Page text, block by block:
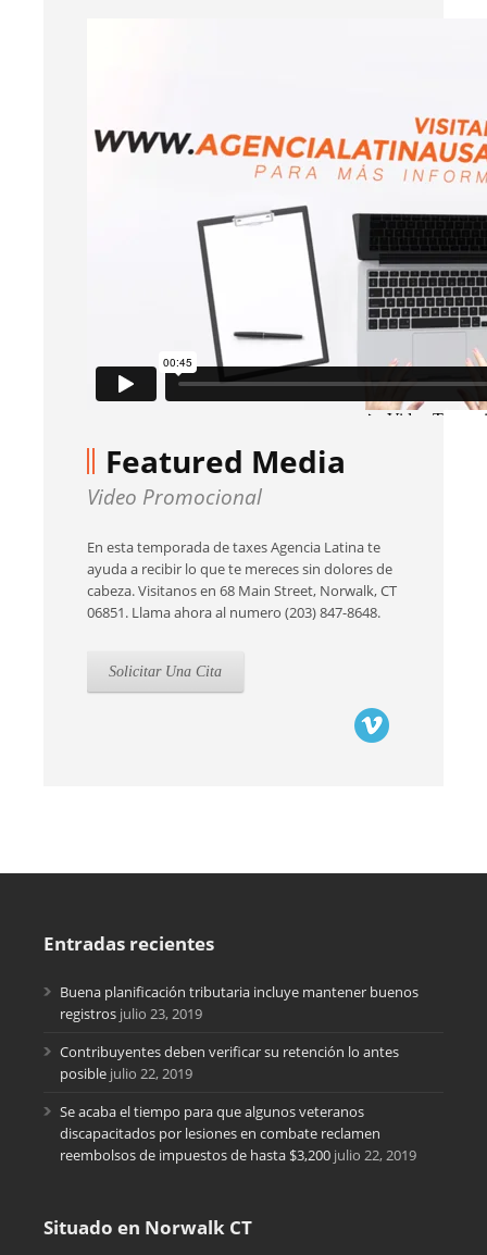
Featured Media
Video Promocional
En esta temporada de taxes Agencia Latina te
ayuda a recibir lo que te mereces sin dolores de
cabeza. Visitanos en 68 Main Street, Norwalk, CT
06851. Llama ahora al numero (203) 847-8648.
Solicitar Una Cita
Entradas recientes
Buena planificación tributaria incluye mantener buenos
registros julio 23, 2019
Contribuyentes deben verificar su retención lo antes
posible julio 22, 2019
Se acaba el tiempo para que algunos veteranos
discapacitados por lesiones en combate reclamen
reembolsos de impuestos de hasta $3,200 julio 22, 2019
Situado en Norwalk CT